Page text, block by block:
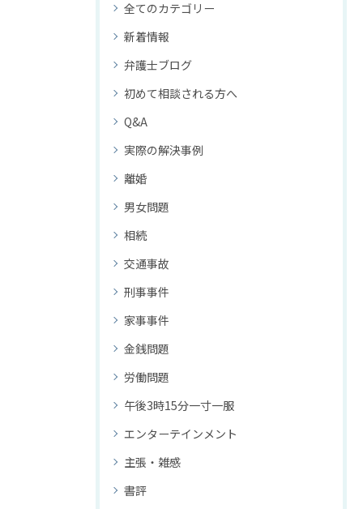
全てのカテゴリー
新着情報
弁護士ブログ
初めて相談される方へ
Q&A
実際の解決事例
離婚
男女問題
相続
交通事故
刑事事件
家事事件
金銭問題
労働問題
午後3時15分一寸一服
エンターテインメント
主張・雑感
書評